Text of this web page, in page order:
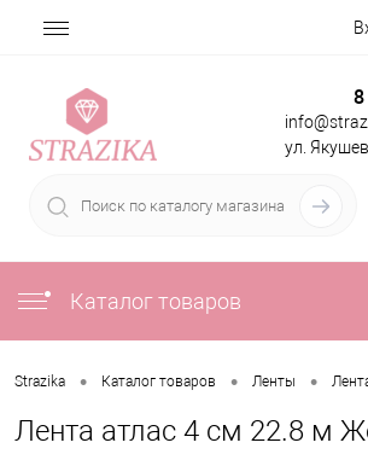
ул.
Каталог товаров
Strazika • Каталог товаров • Ленты •
Лента атлас 4 см 22.8 м